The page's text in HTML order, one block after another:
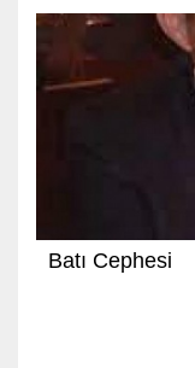
Batı Cephesi